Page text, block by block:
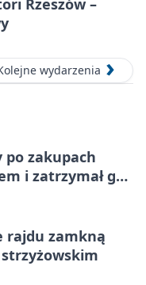
Rzeszów –
wydarzenia
po zakupach
i zatrzymał go
rajdu zamkną